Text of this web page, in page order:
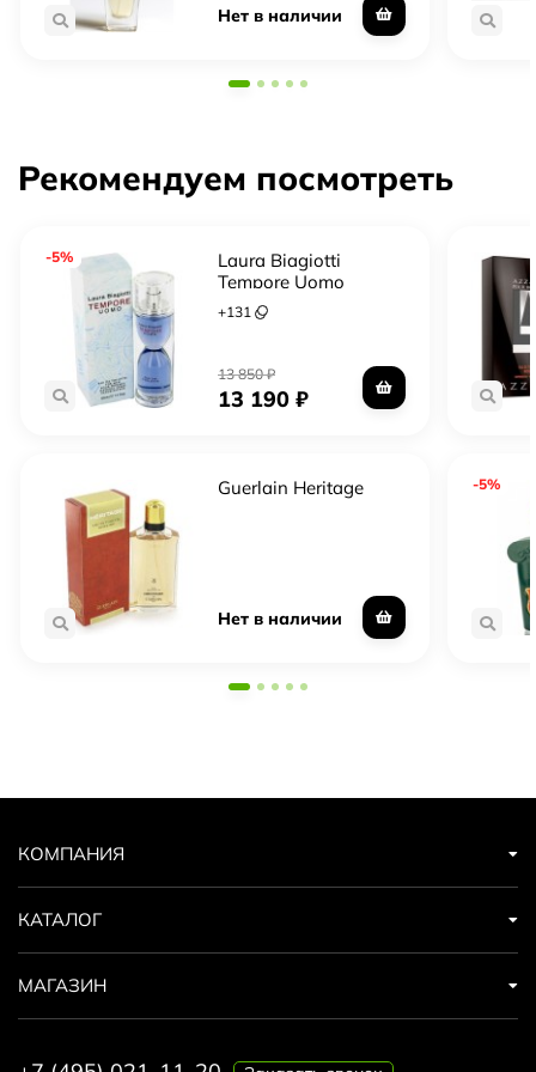
Нет в наличии
Рекомендуем посмотреть
-5%
Laura Biagiotti
Tempore Uomo
+131
13 850₽
13 190₽
Guerlain Heritage
Нет в наличии
-5%
КОМПАНИЯ
КАТАЛОГ
МАГАЗИН